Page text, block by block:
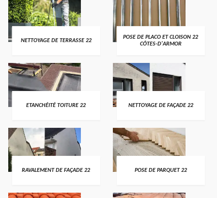
NETTOYAGE DE TERRASSE 22
POSE DE PLACO ET CLOISON 22
CÔTES-D'ARMOR
ETANCHÉITÉ TOITURE 22 NETTOYAGE DE FAÇADE 22
RAVALEMENT DE FAÇADE 22 POSE DE PARQUET 22